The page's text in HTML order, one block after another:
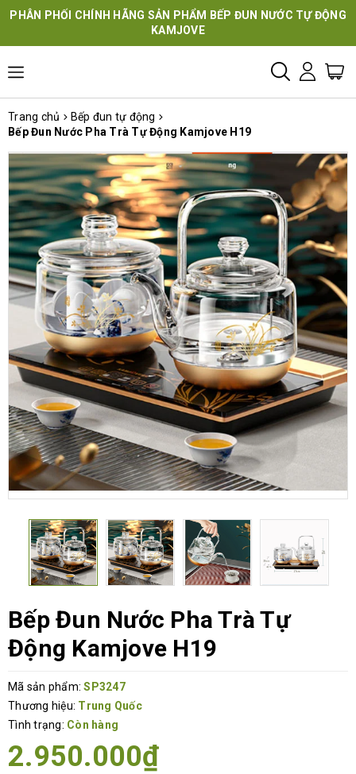
PHÂN PHỐI CHÍNH HÃNG SẢN PHẨM BẾP ĐUN NƯỚC TỰ ĐỘNG
KAMJOVE
Trang chủ
Bếp đun tự động
Bếp Đun Nước Pha Trà Tự Động Kamjove H19
Bếp Đun Nước Pha Trà Tự
Động Kamjove H19
Mã sản phẩm: SP3247
Thương hiệu: Trung Quốc
Tình trạng: Còn hàng
2.950.000₫